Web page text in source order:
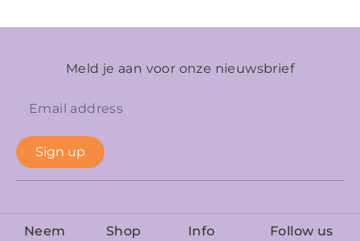
Meld je aan voor onze nieuwsbrief
Sign up
Neem
Shop
Info
Follow us